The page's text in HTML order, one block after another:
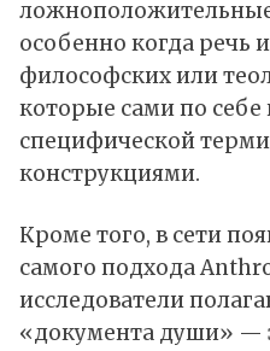
особенно когда речь
философских или
которые сами по
специфической
конструкциями.
Кроме того, в сети
самого подхода
исследователи
«документа души» —